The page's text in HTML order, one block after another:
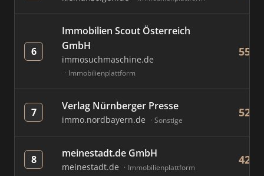
6
Immobilien Scout Österreich
GmbH
immosuchmaschine.de
Immobilienplattform
557
7 Verlag Nürnberger Presse
immo.nordbayern.de Sonstige
522
8 meinestadt.de GmbH
meinestadt.de Immobilienplattform
426